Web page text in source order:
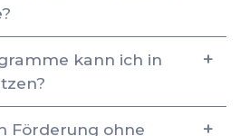
kann ich in
Förderung ohne